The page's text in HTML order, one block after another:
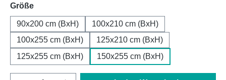
Größeauswählen
90x200 cm (BxH)
100x210 cm (BxH)
100x255 cm (BxH)
125x210 cm (BxH)
125x255 cm (BxH)
150x255 cm (BxH)